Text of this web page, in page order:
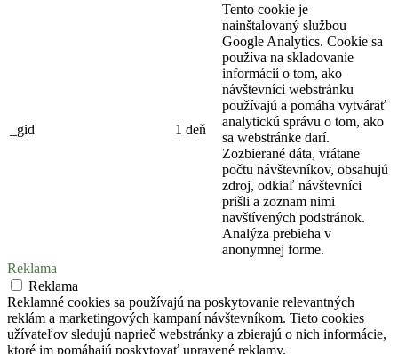
_gid 1 deň
Tento cookie je
nainštalovaný službou
Google Analytics. Cookie sa
používa na skladovanie
informácií o tom, ako
návštevníci webstránku
používajú a pomáha vytvárať
analytickú správu o tom, ako
sa webstránke darí.
Zozbierané dáta, vrátane
počtu návštevníkov, obsahujú
zdroj, odkiaľ návštevníci
prišli a zoznam nimi
navštívených podstránok.
Analýza prebieha v
anonymnej forme.
Reklama
Reklama
Reklamné cookies sa používajú na poskytovanie relevantných
reklám a marketingových kampaní návštevníkom. Tieto cookies
užívateľov sledujú naprieč webstránky a zbierajú o nich informácie,
ktoré im pomáhajú poskytovať upravené reklamy.